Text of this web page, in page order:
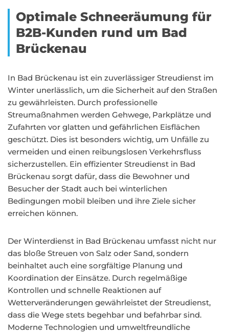
Optimale Schneeräumung für
B2B-Kunden rund um Bad
Brückenau
In Bad Brückenau ist ein zuverlässiger Streudienst im
Winter unerlässlich, um die Sicherheit auf den Straßen
zu gewährleisten. Durch professionelle
Streumaßnahmen werden Gehwege, Parkplätze und
Zufahrten vor glatten und gefährlichen Eisflächen
geschützt. Dies ist besonders wichtig, um Unfälle zu
vermeiden und einen reibungslosen Verkehrsfluss
sicherzustellen. Ein effizienter Streudienst in Bad
Brückenau sorgt dafür, dass die Bewohner und
Besucher der Stadt auch bei winterlichen
Bedingungen mobil bleiben und ihre Ziele sicher
erreichen können.
Der Winterdienst in Bad Brückenau umfasst nicht nur
das bloße Streuen von Salz oder Sand, sondern
beinhaltet auch eine sorgfältige Planung und
Koordination der Einsätze. Durch regelmäßige
Kontrollen und schnelle Reaktionen auf
Wetterveränderungen gewährleistet der Streudienst,
dass die Wege stets begehbar und befahrbar sind.
Moderne Technologien und umweltfreundliche